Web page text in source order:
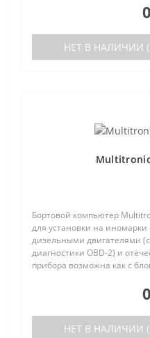
НЕТ В НАЛИЧИИ
Бортовой компьютер
для установки на
дизельными двигателями
диагностики OBD-2) и
прибора возможна как с
НЕТ В НАЛИЧИИ